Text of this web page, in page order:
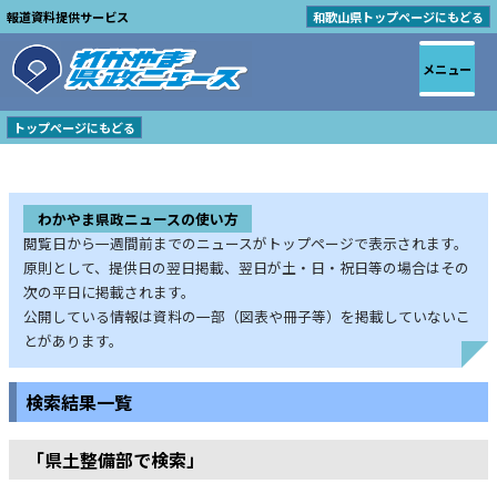
報道資料提供サービス 和歌山県トップページにもどる
トップページにもどる
わかやま県政ニュースの使い方
閲覧日から一週間前までのニュースがトップページで表示されます。
原則として、提供日の翌日掲載、翌日が土・日・祝日等の場合はその
次の平日に掲載されます。
公開している情報は資料の一部（図表や冊子等）を掲載していないこ
とがあります。
検索結果一覧
「県土整備部で検索」
メニュー